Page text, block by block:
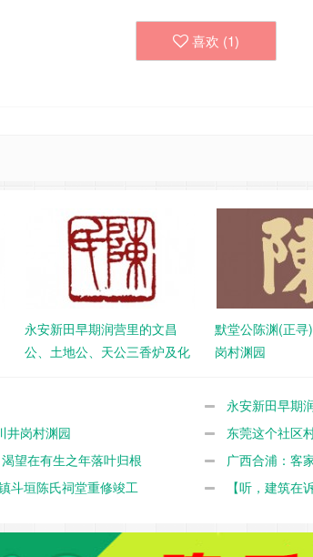
喜欢 (1)
永安新田早期润营里的文昌
公、土地公、天公三香炉及化
默堂公陈渊(正寻
岗村渊园
永安新田早期
炉
井岗村渊园
东莞这个社区
望在有生之年落叶归根
广西合浦：客
斗垣陈氏祠堂重修竣工
【听，建筑